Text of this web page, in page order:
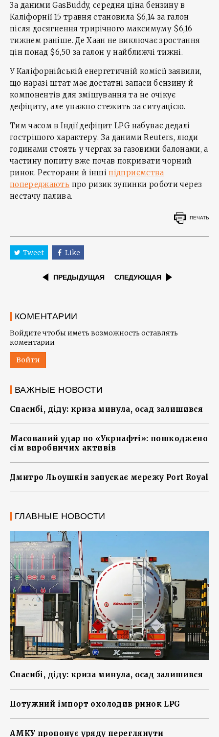
За даними GasBuddy, середня ціна бензину в
Каліфорнії 15 травня становила $6,14 за галон
після досягнення трирічного максимуму $6,16
тижнем раніше. Де Хаан не виключає зростання
цін понад $6,50 за галон у найближчі тижні.
У Каліфорнійській енергетичній комісії заявили,
що наразі штат має достатні запаси бензину й
компонентів для змішування та не очікує
дефіциту, але уважно стежить за ситуацією.
Тим часом в Індії дефіцит LPG набуває дедалі
гострішого характеру. За даними Reuters, люди
годинами стоять у чергах за газовими балонами, а
частину попиту вже почав покривати чорний
ринок. Ресторани й іншіпідприємства
попереджають про ризик зупинки роботи через
нестачу палива.
ПЕЧАТЬ
Tweet Like
ПРЕДЫДУЩАЯ СЛЕДУЮЩАЯ
КОМЕНТАРИИ
Войдите чтобы иметь возможность оставлять
коментарии
Войти
ВАЖНЫЕ НОВОСТИ
Спасибі, діду: криза минула, осад залишився
Масований удар по «Укрнафті»: пошкоджено
сім виробничих активів
Дмитро Льоушкін запускає мережу Port Royal
ГЛАВНЫЕ НОВОСТИ
Спасибі, діду: криза минула, осад залишився
Потужний імпорт охолодив ринок LPG
АМКУ пропонує уряду переглянути